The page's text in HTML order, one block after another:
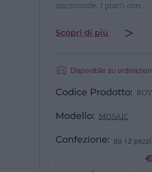
microonde. I piatti con…
Scopri di più
Disponibile su
Codice Prodotto:
Modello: MOSAIC
Confezione: da 12 pezzi